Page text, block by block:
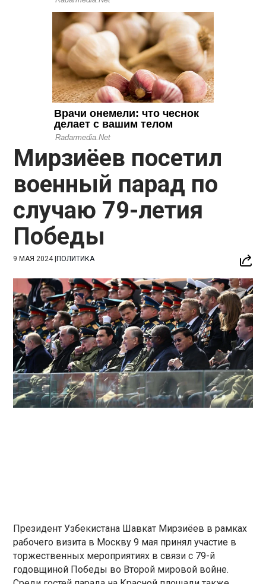
Мирзиёев посетил
военный парад по
случаю 79-летия
Победы
9 МАЯ 2024|ПОЛИТИКА
Президент Узбекистана Шавкат Мирзиёев в рамках
рабочего визита в Москву 9 мая принял участие в
торжественных мероприятиях в связи с 79-й
годовщиной Победы во Второй мировой войне.